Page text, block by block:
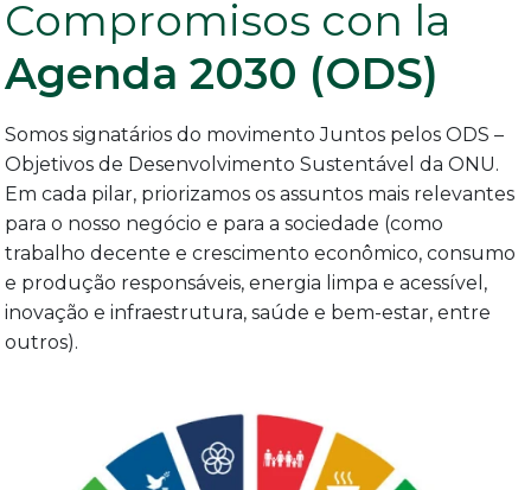
Compromisos con la
Agenda 2030 (ODS)
Somos signatários do movimento Juntos pelos ODS –
Objetivos de Desenvolvimento Sustentável da ONU.
Em cada pilar, priorizamos os assuntos mais relevantes
para o nosso negócio e para a sociedade (como
trabalho decente e crescimento econômico, consumo
e produção responsáveis, energia limpa e acessível,
inovação e infraestrutura, saúde e bem-estar, entre
outros).